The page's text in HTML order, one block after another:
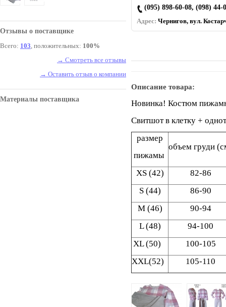
Отзывы о поставщике
Всего: 103, положительных: 100%
→ Смотреть все отзывы
→ Оставить отзыв о компании
Материалы поставщика
(095) 898-60-08, (098) 44-
Адрес: Чернигов, вул.
Описание товара:
Новинка! Костюм
Свитшот в клетку +
размер
пижамы
объем груди
ХS (42)
82-86
S (44)
86-90
M (46)
90-94
L (48)
94-100
XL (50)
100-105
XXL(52)
105-110